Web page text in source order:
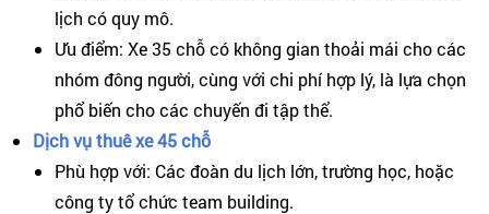
lịch có quy mô.
Ưu điểm: Xe 35 chỗ có không gian thoải mái cho các
nhóm đông người, cùng với chi phí hợp lý, là lựa chọn
phổ biến cho các chuyến đi tập thể.
Dịch vụ thuê xe 45 chỗ
Phù hợp với: Các đoàn du lịch lớn, trường học, hoặc
công ty tổ chức team building.